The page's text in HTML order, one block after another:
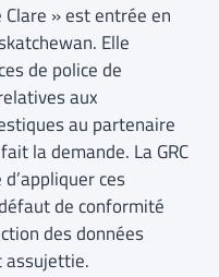
» est entrée en
Elle
de police de
aux
au partenaire
la demande. La GRC
ces
de conformité
des données
assujettie.